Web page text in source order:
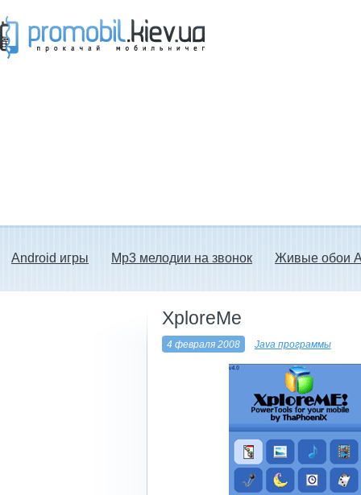
Android игры Mp3 мелодии на звонок Живые обои
XploreMe
4 февраля 2008 Java программы